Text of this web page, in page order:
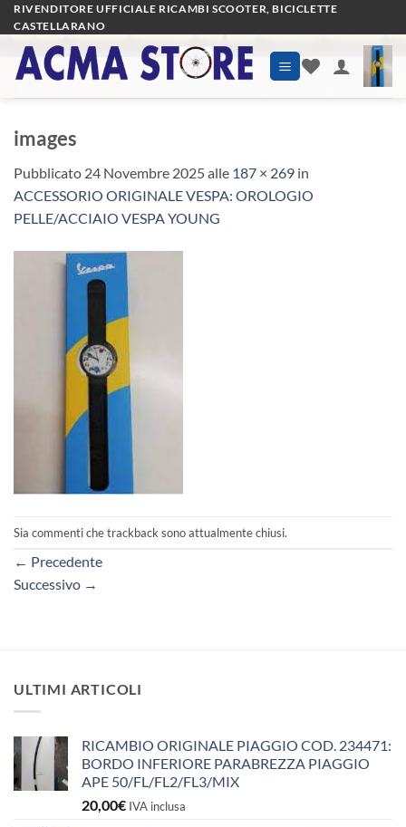
Salta
ai
contenuti
RIVENDITORE UFFICIALE RICAMBI SCOOTER, BICICLETTE
CASTELLARANO
images
Pubblicato 24 Novembre 2025alle 187 × 269 in
ACCESSORIO ORIGINALE VESPA: OROLOGIO
PELLE/ACCIAIO VESPA YOUNG
Sia commenti che trackback sono attualmente chiusi.
← Precedente
Successivo →
ULTIMI ARTICOLI
RICAMBIO ORIGINALE PIAGGIO COD. 234471:
BORDO INFERIORE PARABREZZA PIAGGIO
APE 50/FL/FL2/FL3/MIX
20,00€ IVA inclusa